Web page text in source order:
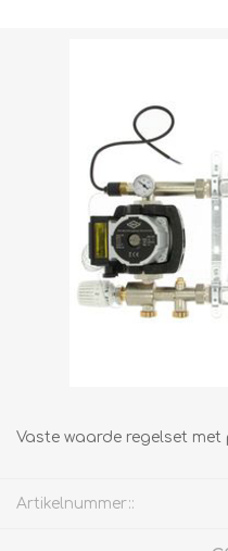
Vaste waarde regelset met
Artikelnummer::